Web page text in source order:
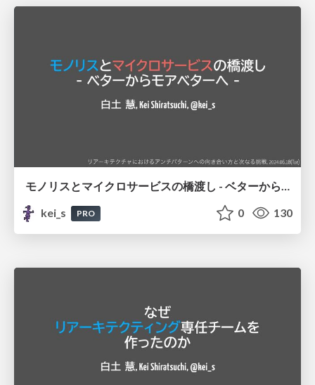
モノリスとマイクロサービスの橋渡し - ベターからモアベターへ
kei_s
PRO 0 130